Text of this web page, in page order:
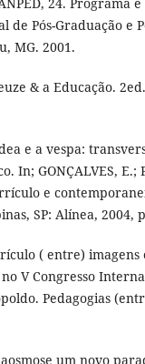
de Pós-Graduação e
MG. 2001.
& a Educação.
e a vespa:
In; GONÇALVES, E.;
e
SP: Alínea, 2004,
( entre) imagens
V Congresso
Pedagogias
um novo